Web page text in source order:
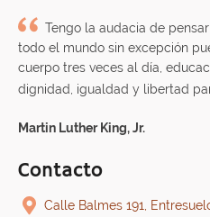
entradas
Tengo la audacia de
todo el mundo sin excepción
cuerpo tres veces al día,
dignidad, igualdad y libertad
Martin Luther King, Jr.
Contacto
Calle Balmes 191,